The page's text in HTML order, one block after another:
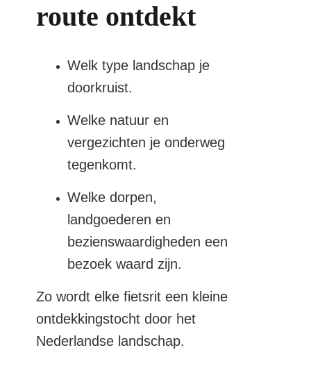
route ontdekt
Welk type landschap je
doorkruist.
Welke natuur en
vergezichten je onderweg
tegenkomt.
Welke dorpen,
landgoederen en
bezienswaardigheden een
bezoek waard zijn.
Zo wordt elke fietsrit een kleine
ontdekkingstocht door het
Nederlandse landschap.